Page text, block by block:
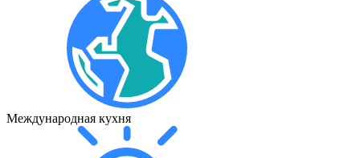
Международная кухня